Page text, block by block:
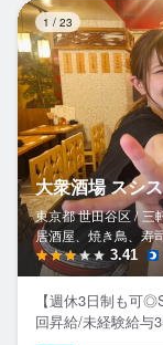
1 / 23
大衆酒場 スシ
東京都 世田谷区 / 三
居酒屋、焼き鳥、寿
3.41
【週休3日制も可
回昇給/未経験給与